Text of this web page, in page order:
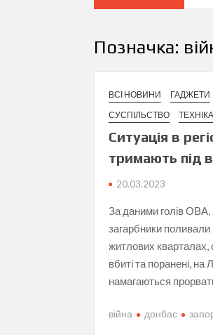
Позначка:
ВСІ НОВИНИ ГАДЖЕТИ
СУСПІЛЬСТВО
ТЕХНІКА
Ситуація в
тримають під
20.03.2023
За даними голів ОВА,
загарбники
житлових
вбиті та поранені, на
намагаються
війна донбас